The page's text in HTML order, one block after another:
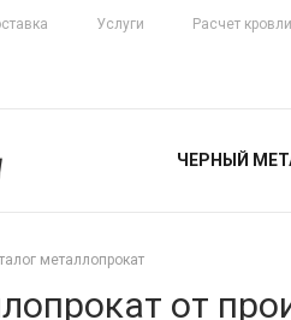
Услуги Расчет
ЧЕРНЫЙ
металлопрокат
от